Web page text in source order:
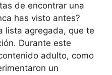
de encontrar una
has visto antes?
lista agregada, que te
Durante este
adulto, como
un